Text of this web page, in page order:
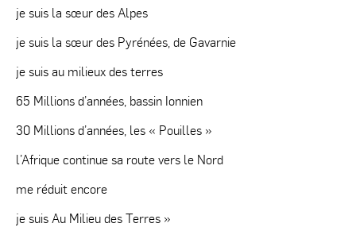
je suis la sœur des Alpes
je suis la sœur des Pyrénées, de Gavarnie
je suis au milieux des terres
65 Millions d’années, bassin Ionnien
30 Millions d’années, les « Pouilles »
l’Afrique continue sa route vers le Nord
me réduit encore
je suis Au Milieu des Terres »